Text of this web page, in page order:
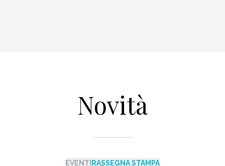
Novità
EVENTI RASSEGNA STAMPA